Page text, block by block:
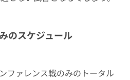
のスケジュール
ファレンス戦のみのトータル